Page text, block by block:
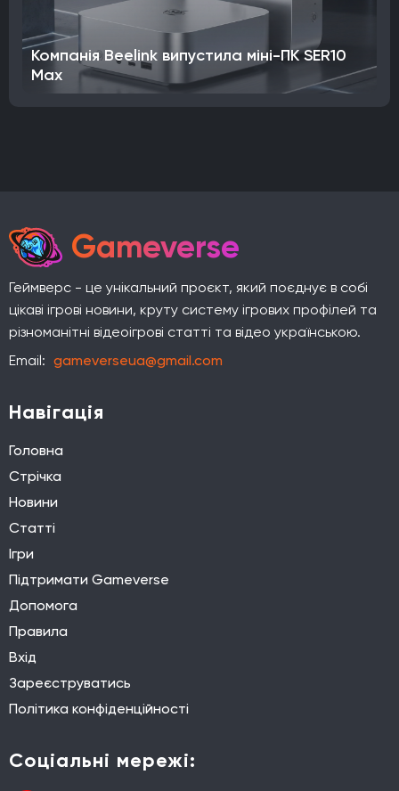
Компанія Beelink випустила міні-ПК SER10
Max
Gameverse
Геймверс - це унікальний проєкт, який поєднує в собі
цікаві ігрові новини, круту систему ігрових профілей та
різноманітні відеоігрові статті та відео українською.
Email: gameverseua@gmail.com
Навігація
Головна
Стрічка
Новини
Статті
Ігри
Підтримати Gameverse
Допомога
Правила
Вхід
Зареєструватись
Політика конфіденційності
Соціальні мережі: